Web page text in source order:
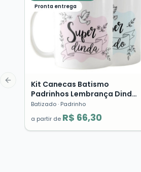
Pronta entrega
Kit Canecas Batismo
Padrinhos Lembrança Dinda
Dindo Presente Cerâmica
Batizado· Padrinho
a partir de R$ 66,30
Previous slide